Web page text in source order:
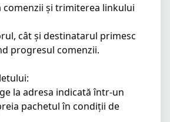
comenzii și trimiterea linkului
progresul comenzii.
pachetul în condiții de